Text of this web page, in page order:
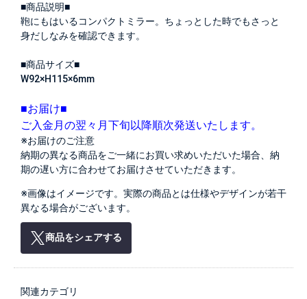
■商品説明■
鞄にもはいるコンパクトミラー。ちょっとした時でもさっと
身だしなみを確認できます。
■商品サイズ■
W92×H115×6mm
■お届け■
ご入金月の翌々月下旬以降順次発送いたします。
※お届けのご注意
納期の異なる商品をご一緒にお買い求めいただいた場合、納
期の遅い方に合わせてお届けさせていただきます。
※画像はイメージです。実際の商品とは仕様やデザインが若干
異なる場合がございます。
商品をシェアする
関連カテゴリ